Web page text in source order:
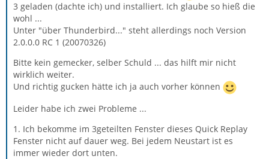
3 geladen (dachte ich) und installiert. Ich glaube so hieß die
wohl ...
Unter "über Thunderbird..." steht allerdings noch Version
2.0.0.0 RC 1 (20070326)
Bitte kein gemecker, selber Schuld ... das hilft mir nicht
wirklich weiter.
Und richtig gucken hätte ich ja auch vorher können
Leider habe ich zwei Probleme ...
1. Ich bekomme im 3geteilten Fenster dieses Quick Replay
Fenster nicht auf dauer weg. Bei jedem Neustart ist es
immer wieder dort unten.